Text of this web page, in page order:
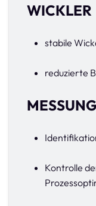
WICKLER
stabile
reduzierte
Kontrolle